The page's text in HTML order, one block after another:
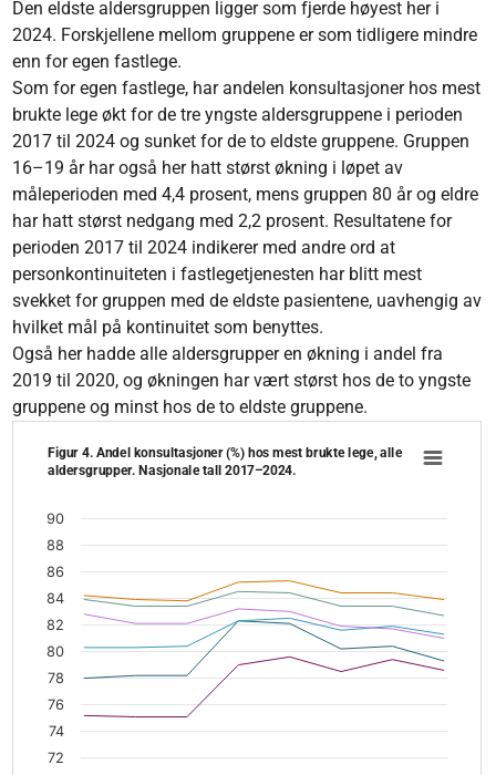
Den eldste aldersgruppen ligger som fjerde høyest her i
2024. Forskjellene mellom gruppene er som tidligere mindre
enn for egen fastlege.
Som for egen fastlege, har andelen konsultasjoner hos mest
brukte lege økt for de tre yngste aldersgruppene i perioden
2017 til 2024 og sunket for de to eldste gruppene. Gruppen
16–19 år har også her hatt størst økning i løpet av
måleperioden med 4,4 prosent, mens gruppen 80 år og eldre
har hatt størst nedgang med 2,2 prosent. Resultatene for
perioden 2017 til 2024 indikerer med andre ord at
personkontinuiteten i fastlegetjenesten har blitt mest
svekket for gruppen med de eldste pasientene, uavhengig av
hvilket mål på kontinuitet som benyttes.
Også her hadde alle aldersgrupper en økning i andel fra
2019 til 2020, og økningen har vært størst hos de to yngste
gruppene og minst hos de to eldste gruppene.
Figur 4. Andel konsultasjoner (%) hos mest
The chart has 1 X axis displaying values. Data ranges from
The chart has 1 Y axis displaying categories. Data range:
Figur 4. Andel konsultasjoner (%) hos mest brukte lege, alle
aldersgrupper. Nasjonale tall 2017–2024.
72
74
76
78
80
82
84
86
88
90